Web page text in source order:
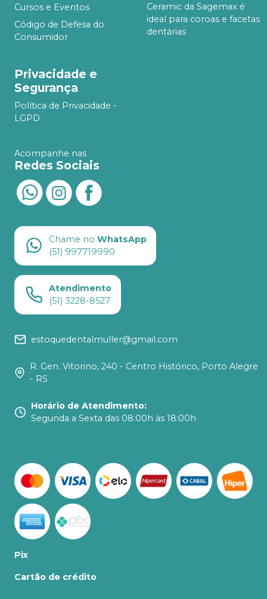
Cursos e Eventos
Código de Defesa do
Consumidor
Ceramic da Sagemax é
ideal para coroas e facetas
dentárias
Privacidade e
Segurança
Política de Privacidade -
LGPD
Acompanhe nas
Redes Sociais
Chame no WhatsApp
(51) 997719990
Atendimento
(51) 3228-8527
estoquedentalmuller@gmail.com
R. Gen. Vitorino, 240 - Centro Histórico, Porto Alegre
- RS
Horário de Atendimento:
Segunda a Sexta das 08:00h às 18:00h
Pix
Cartão de crédito